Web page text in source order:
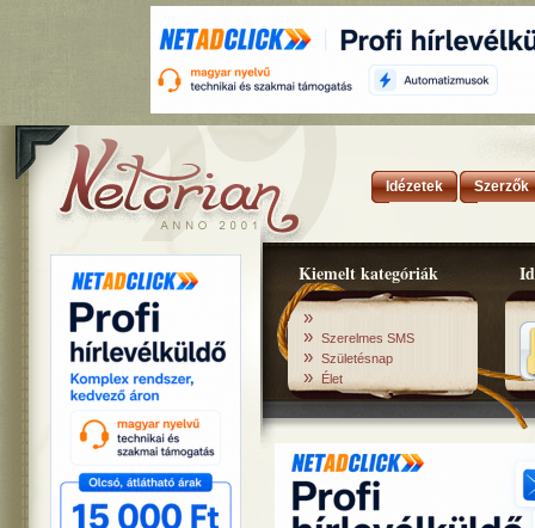
Idézetek Szerzők
Kiemelt kategóriák
»
» Szerelmes SMS
» Születésnap
» Élet